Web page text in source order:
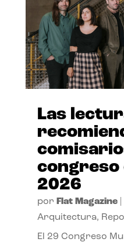
Las
congreso
2026
por Flat Magazine|
Arquitectura,
El 29 Congreso